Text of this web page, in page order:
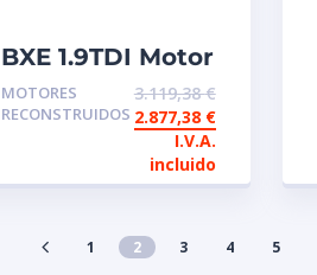
BXE 1.9TDI Motor
de intercambio
reconstruido
MOTORES
RECONSTRUIDOS
3.119,38€
2.877,38 €
I.V.A.
incluido
1 2 3 4 5